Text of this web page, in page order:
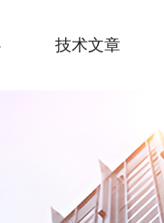
技术文章